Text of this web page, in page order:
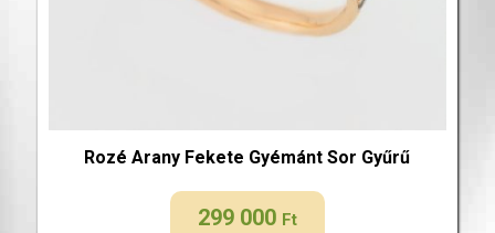
Rozé Arany Fekete Gyémánt Sor Gyűrű
299 000 Ft